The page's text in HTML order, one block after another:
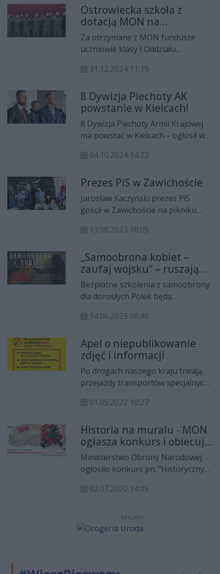
ramach nowej ustawy o ochronie
ludności.
Ostrowiecka szkoła z
dotacją MON na
umundurowanie
Za otrzymane z MON fundusze
uczniowie klasy I Oddziału
bezpłatne umundurowanie.
31.12.2024 11:19
8 Dywizja Piechoty AK
powstanie w Kielcach!
8 Dywizja Piechoty Armii Krajowej
ma powstać w Kielcach – ogłosił w
narodowej Władysław Kosiniak-
04.10.2024 14:23
Prezes PiS w Zawichoście
Jarosław Kaczyński prezes PiS
gościł w Zawichoście na pikniku
hasłem „Silna Biało-Czerwona”.
13.08.2023 18:05
„Samoobrona kobiet –
zaufaj wojsku” – ruszają
zapisy na bezpłatne
treningi
Bezpłatne szkolenia z samoobrony
dla dorosłych Polek będą
żołnierzy w wybrane soboty i
plażach i ośrodkach. Organizuje je
Ministerstwo Obrony Narodowej
wraz z Centralnym Wojskowym
Centrum Rekrutacji i Dowództwem
Generalnym Rodzajów Sił
Zbrojnych.
14.06.2023 08:45
Apel o niepublikowanie
zdjęć i informacji
Po drogach naszego kraju trwają
przejazdy transportów specjalnych.
wystosowało apel do mieszkańców
zdjęcia czy filmy z takich wydarzenie
nie były publikowane na portalach
społecznościowych czy mediach.
01.05.2022 10:27
Historia na muralu - MON
ogłasza konkurs i obiecuje
dotacje dla uczestników
Ministerstwo Obrony Narodowej
ogłosiło konkurs pn. "Historyczny
dla Wolności Europy". Uczestnicy
patriotyczno-edukacyjne i
wykonanie muralu
02.07.2020 14:05
REKLAMA